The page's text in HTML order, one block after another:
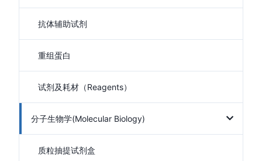
抗体辅助试剂
重组蛋白
试剂及耗材（Reagents）
分子生物学(Molecular Biology)
质粒抽提试剂盒